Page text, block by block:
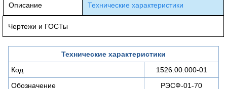
Описание Технические характеристики
Чертежи и ГОСТы
Технические характеристики
Код
1526.00.000-01
Обозначение
РЭСФ-01-70